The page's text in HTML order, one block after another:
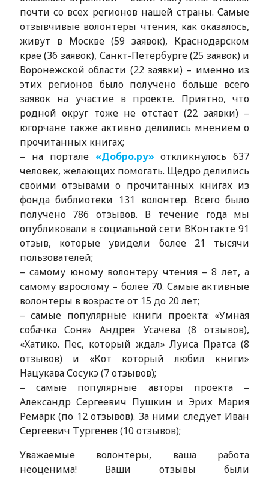
почти со всех регионов нашей страны. Самые
отзывчивые волонтеры чтения, как оказалось,
живут в Москве (59 заявок), Краснодарском
крае (36 заявок), Санкт-Петербурге (25 заявок) и
Воронежской области (22 заявки) – именно из
этих регионов было получено больше всего
заявок на участие в проекте. Приятно, что
родной округ тоже не отстает (22 заявки) –
югорчане также активно делились мнением о
прочитанных книгах;
– на портале «Добро.ру» откликнулось 637
человек, желающих помогать. Щедро делились
своими отзывами о прочитанных книгах из
фонда библиотеки 131 волонтер. Всего было
получено 786 отзывов. В течение года мы
опубликовали в социальной сети ВКонтакте 91
отзыв, которые увидели более 21 тысячи
пользователей;
– самому юному волонтеру чтения – 8 лет, а
самому взрослому – более 70. Самые активные
волонтеры в возрасте от 15 до 20 лет;
– самые популярные книги проекта: «Умная
собачка Соня» Андрея Усачева (8 отзывов),
«Хатико. Пес, который ждал» Луиса Пратса (8
отзывов) и «Кот который любил книги»
Нацукава Сосукэ (7 отзывов);
– самые популярные авторы проекта –
Александр Сергеевич Пушкин и Эрих Мария
Ремарк (по 12 отзывов). За ними следует Иван
Сергеевич Тургенев (10 отзывов);
Уважаемые волонтеры, ваша работа
неоценима! Ваши отзывы были